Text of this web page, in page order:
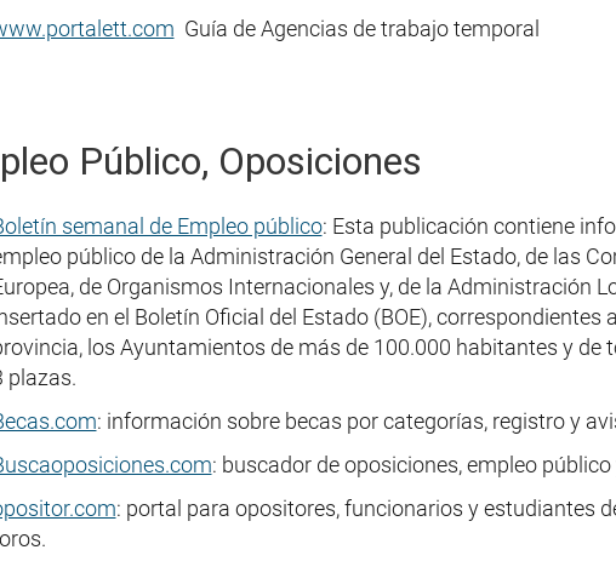
Guía de Agencias de trabajo temporal
Público, Oposiciones
semanal de Empleo público: Esta publicación contiene
público de la Administración General del Estado, de las
de Organismos Internacionales y, de la Administración
en el Boletín Oficial del Estado (BOE),
los Ayuntamientos de más de 100.000 habitantes y de
plazas.
: información sobre becas por categorías, registro y
: buscador de oposiciones, empleo
: portal para opositores, funcionarios y estudiantes